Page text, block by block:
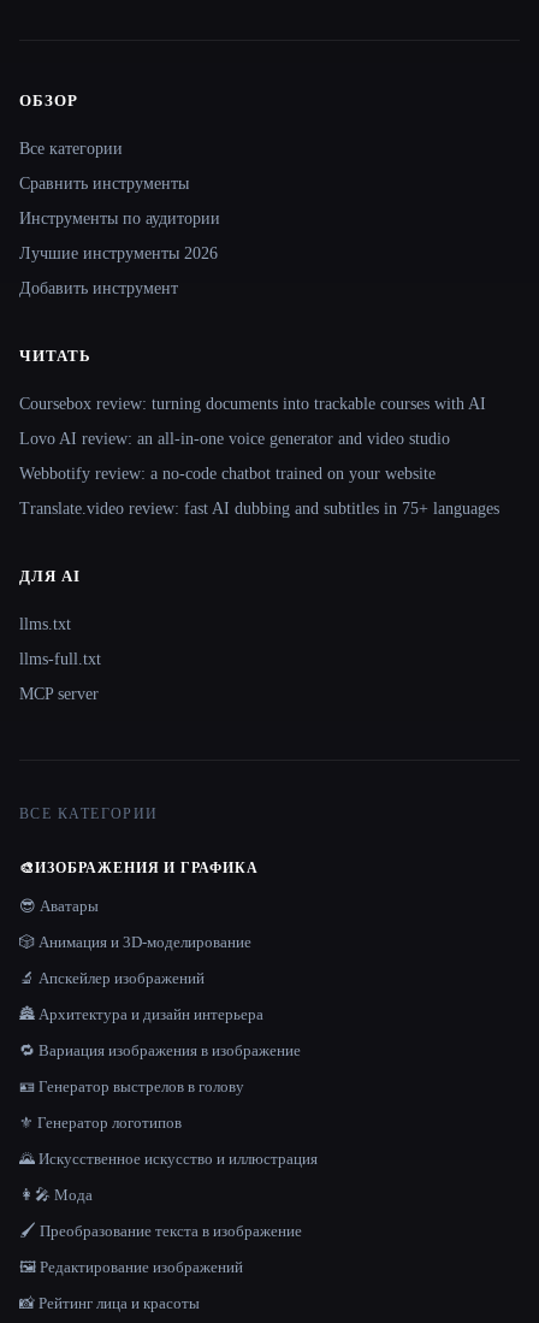
Site navigation
ОБЗОР
Все категории
Сравнить инструменты
Инструменты по аудитории
Лучшие инструменты 2026
Добавить инструмент
ЧИТАТЬ
Coursebox review: turning documents into trackable courses with AI
Lovo AI review: an all-in-one voice generator and video studio
Webbotify review: a no-code chatbot trained on your website
Translate.video review: fast AI dubbing and subtitles in 75+ languages
ДЛЯ AI
llms.txt
llms-full.txt
MCP server
ВСЕ КАТЕГОРИИ
🎨ИЗОБРАЖЕНИЯ И ГРАФИКА
😎 Аватары
🎲 Анимация и 3D-моделирование
🔬 Апскейлер изображений
🏯 Архитектура и дизайн интерьера
🔁 Вариация изображения в изображение
🪪 Генератор выстрелов в голову
⚜️ Генератор логотипов
🌄 Искусственное искусство и иллюстрация
👩‍🎤 Мода
🖌️ Преобразование текста в изображение
🖼️ Редактирование изображений
📸 Рейтинг лица и красоты